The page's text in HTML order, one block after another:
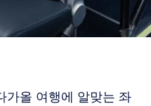
가올 여행에 알맞는 좌